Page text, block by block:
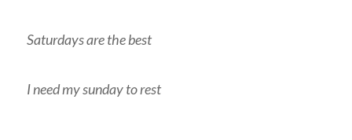
Saturdays are the best
I need my sunday to rest